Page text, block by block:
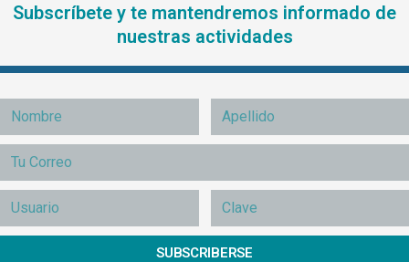
Subscríbete y te mantendremos informado de
nuestras actividades
SUBSCRIBERSE